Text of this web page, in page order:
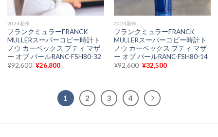
2024新作
フランクミュラーFRANCK
MULLERスーパーコピー時計ト
ノウ カーベックス プティ マザ
ー オブ パールRANC-FSH80-32
¥92,600 元
¥92,600
¥26,800現
格
は
¥26,800
2024新作
フランクミュラーFRANCK
MULLERスーパーコピー時計ト
ノウ カーベックス プティ マザ
ー オブ パールRANC-FSH80-14
¥92,600 元
は
¥92,600
で
¥32,500現
1 2 3 4